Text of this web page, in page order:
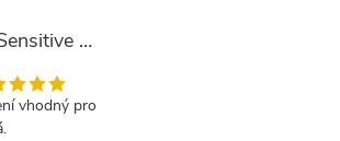
SARANGSAE Estesophy Sensitive Skin Tonic
vhodný pro